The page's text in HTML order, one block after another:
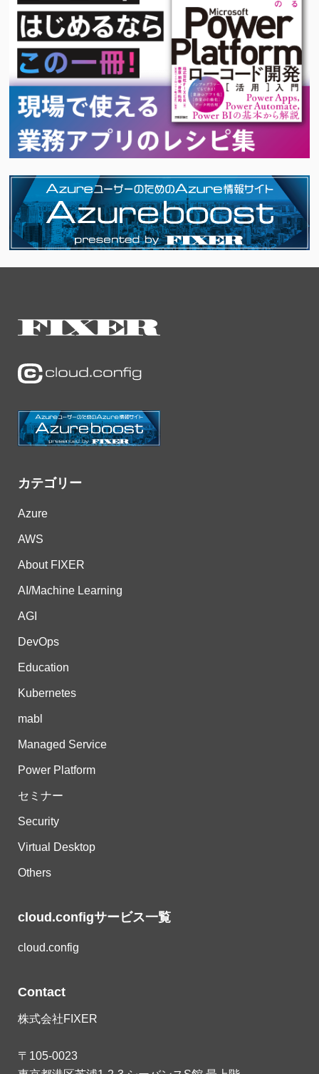
カテゴリー
Azure
AWS
About FIXER
AI/Machine Learning
AGI
DevOps
Education
Kubernetes
mabl
Managed Service
Power Platform
セミナー
Security
Virtual Desktop
Others
cloud.configサービス一覧
cloud.config
Contact
株式会社FIXER
〒105-0023